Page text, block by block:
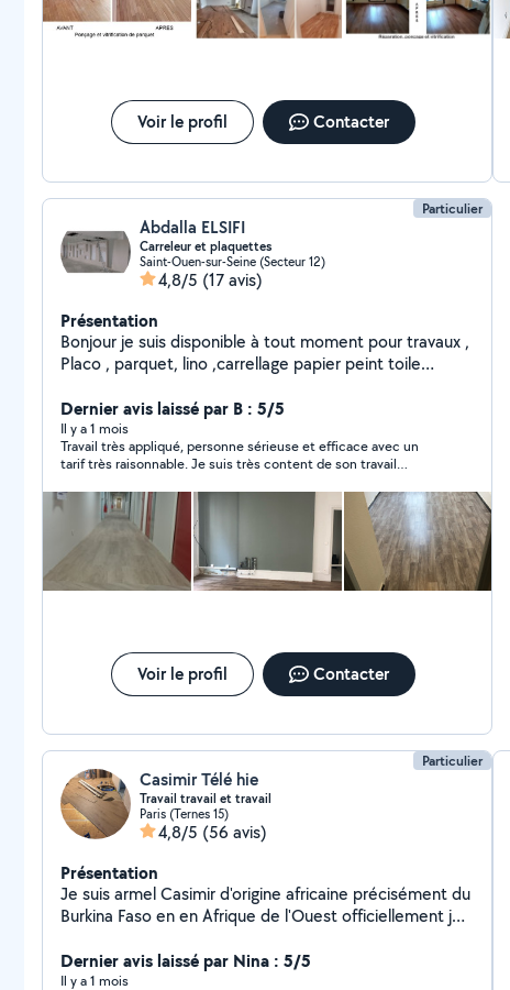
Voir le profil Contacter
Particulier
Abdalla ELSIFI
Carreleur et plaquettes
Saint-Ouen-sur-Seine (Secteur 12)
4,8/5 (17 avis)
Présentation
Bonjour je suis disponible à tout moment pour travaux ,
Placo , parquet, lino ,carrellage papier peint toile
Dernier avis laissé par B : 5/5
Il y a 1 mois
Travail très appliqué, personne sérieuse et efficace avec un
tarif très raisonnable. Je suis très content de son travail
quelqu’un.
Voir le profil Contacter
Particulier
Casimir Télé hie
Travail travail et travail
Paris (Ternes 15)
4,8/5 (56 avis)
Présentation
Je suis armel Casimir d'origine africaine précisément du
Burkina Faso en en Afrique de l'Ouest officiellement je
Samsig je pose les anciens parquet massif je ponce l'es
parquet j'ai déjà tous mes outils de travail n'hésitez à
Dernier avis laissé par Nina : 5/5
Il y a 1 mois